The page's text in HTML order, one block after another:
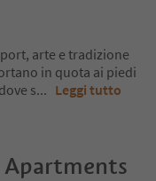
arte e tradizione
in quota ai piedi
s... Leggi tutto
Apartments